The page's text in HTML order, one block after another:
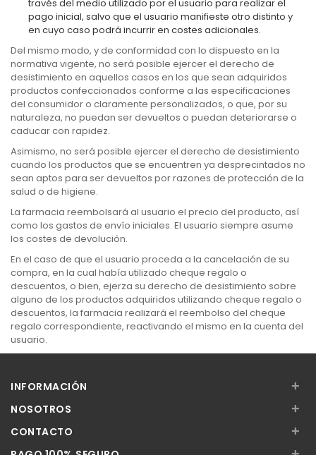
través del medio utilizado por el usuario para realizar el
pago inicial, salvo que el usuario manifieste otro distinto y
en cuyo caso podrá incurrir en costes adicionales.
Del mismo modo, y de conformidad con lo dispuesto en la
normativa vigente, no será posible ejercer el derecho de
desistimiento en aquellos casos en los que sean adquiridos
productos confeccionados conforme a las especificaciones
del consumidor o claramente personalizados, o que, por su
naturaleza, no puedan ser devueltos o puedan deteriorarse o
caducar con rapidez.
Asimismo, no será posible ejercer el derecho de desistimiento
cuando los productos que se encuentren ya desprecintados no
sean aptos para ser devueltos por razones de protección de la
salud o de higiene.
La farmacia reembolsará al usuario el precio del producto, así
como los gastos de envío iniciales. El usuario siempre asume
los costes de devolución.
En el caso de que el usuario proceda a la cancelación de su
compra, en la cual había utilizado cheque regalo o
descuentos, o bien, ejerza su derecho de desistimiento sobre
alguno de los productos adquiridos utilizando cheque regalo o
descuentos, la farmacia realizará el reembolso del cheque
regalo correspondiente, reactivando el mismo en la cuenta del
usuario.
INFORMACIÓN +
NOSOTROS +
CONTACTO +